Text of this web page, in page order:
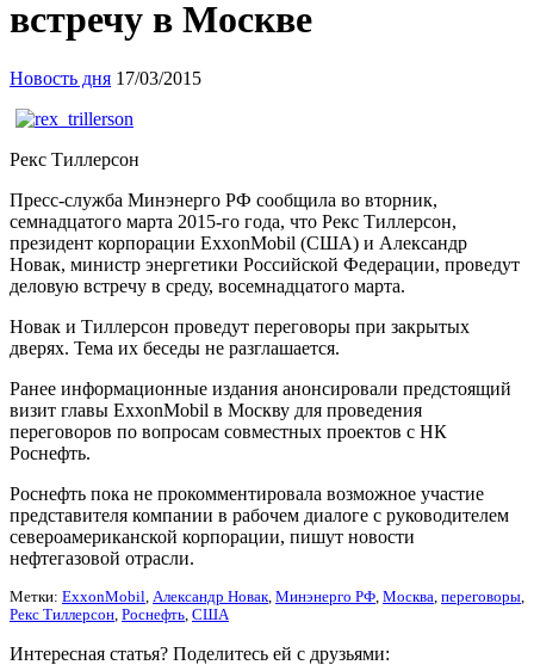
встречу в Москве
Новость дня 17/03/2015
Рекс Тиллерсон
Пресс-служба Минэнерго РФ сообщила во вторник,
семнадцатого марта 2015-го года, что Рекс Тиллерсон,
президент корпорации ExxonMobil (США) и Александр
Новак, министр энергетики Российской Федерации, проведут
деловую встречу в среду, восемнадцатого марта.
Новак и Тиллерсон проведут переговоры при закрытых
дверях. Тема их беседы не разглашается.
Ранее информационные издания анонсировали предстоящий
визит главы ExxonMobil в Москву для проведения
переговоров по вопросам совместных проектов с НК
Роснефть.
Роснефть пока не прокомментировала возможное участие
представителя компании в рабочем диалоге с руководителем
североамериканской корпорации, пишут новости
нефтегазовой отрасли.
Метки: ExxonMobil, Александр Новак, Минэнерго РФ, Москва, переговоры,
Рекс Тиллерсон, Роснефть, США
Интересная статья? Поделитесь ей с друзьями: